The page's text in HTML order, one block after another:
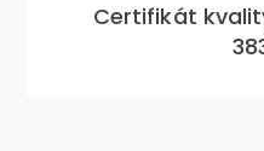
Certifikát